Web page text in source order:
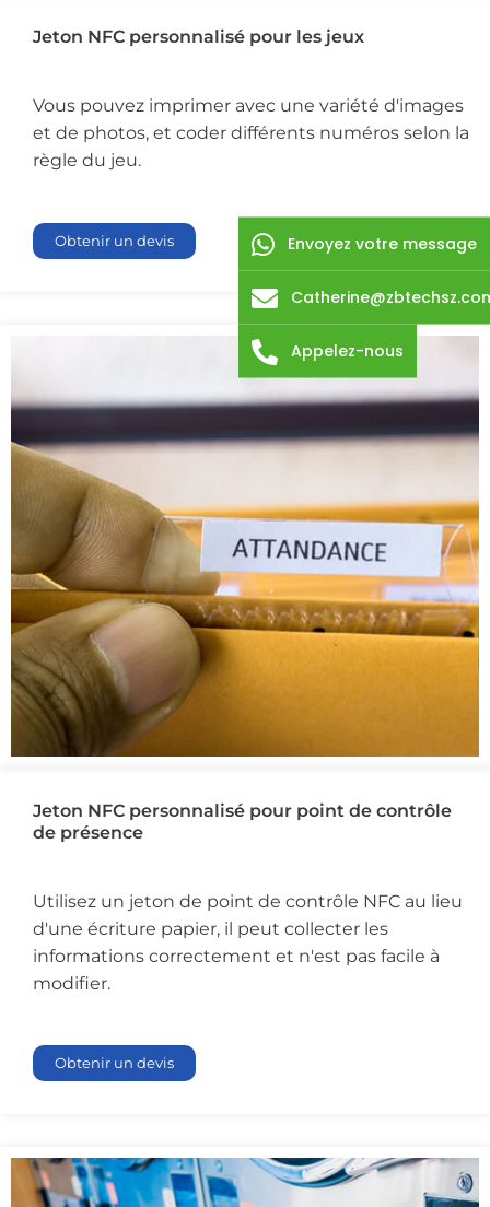
Jeton NFC personnalisé pour les jeux
Vous pouvez imprimer avec une variété d'images
et de photos, et coder différents numéros selon la
règle du jeu.
Obtenir un devis
Jeton NFC personnalisé pour point de contrôle
de présence
Utilisez un jeton de point de contrôle NFC au lieu
d'une écriture papier, il peut collecter les
informations correctement et n'est pas facile à
modifier.
Obtenir un devis
Envoyez votre message
Appelez-nous